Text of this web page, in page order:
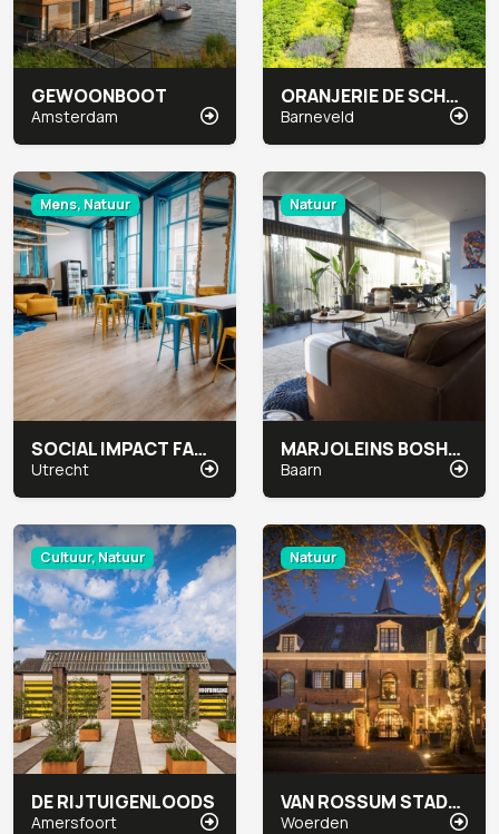
GEWOONBOOT
Amsterdam
ORANJERIE DE SCHAFFELAAR
Barneveld
Mens, Natuur
SOCIAL IMPACT FACTORY AAN DE GRACHT
Utrecht
Natuur
MARJOLEINS BOSHUIS
Baarn
Cultuur, Natuur
DE RIJTUIGENLOODS
Amersfoort
Natuur
VAN ROSSUM STADSHOTEL
Woerden